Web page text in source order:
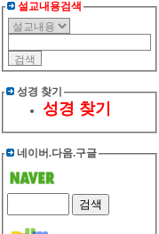
설교내용검색
성경 찾기
성경 찾기
네이버.다음.구글